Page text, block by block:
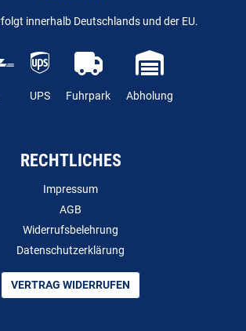
innerhalb Deutschlands und der EU.
UPS Fuhrpark Abholung
RECHTLICHES
Impressum
AGB
Widerrufsbelehrung
Datenschutzerklärung
VERTRAG WIDERRUFEN